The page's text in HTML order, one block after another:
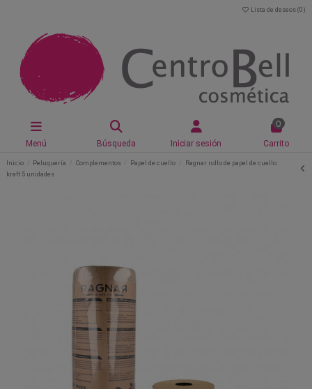
Lista de deseos (0 )
Menú Búsqueda Iniciar sesión
0
Carrito
Inicio Peluquería Complementos Papel de cuello
Ragnar rollo de papel de cuello
kraft 5 unidades